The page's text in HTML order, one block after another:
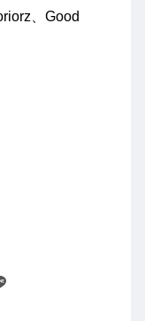
、Good